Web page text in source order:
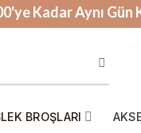
Aynı Gün
BROŞLARI